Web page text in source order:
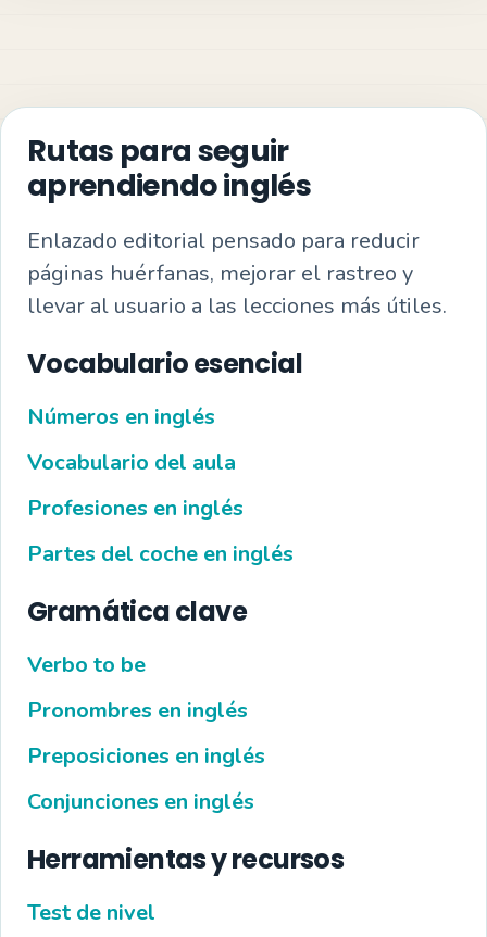
Rutas para seguir
aprendiendo inglés
Enlazado editorial pensado para reducir
páginas huérfanas, mejorar el rastreo y
llevar al usuario a las lecciones más útiles.
Vocabulario esencial
Números en inglés
Vocabulario del aula
Profesiones en inglés
Partes del coche en inglés
Gramática clave
Verbo to be
Pronombres en inglés
Preposiciones en inglés
Conjunciones en inglés
Herramientas y recursos
Test de nivel